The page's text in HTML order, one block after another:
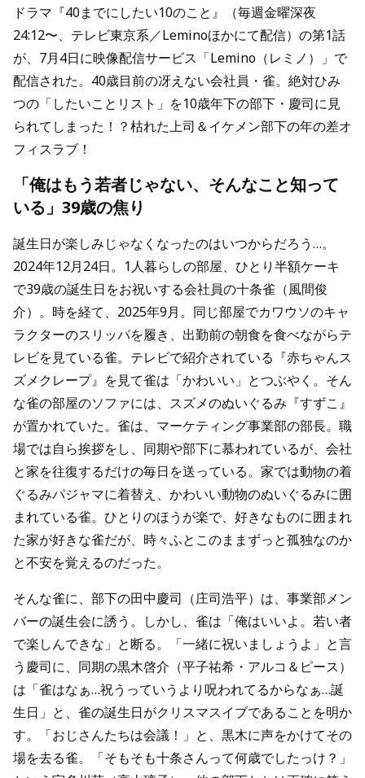
ドラマ『40までにしたい10のこと』（毎週金曜深夜
24:12〜、テレビ東京系／Leminoほかにて配信）の第1話
が、7月4日に映像配信サービス「Lemino（レミノ）」で
配信された。40歳目前の冴えない会社員・雀。絶対ひみ
つの「したいことリスト」を10歳年下の部下・慶司に見
られてしまった！？枯れた上司＆イケメン部下の年の差オ
フィスラブ！
「俺はもう若者じゃない、そんなこと知って
いる」39歳の焦り
誕生日が楽しみじゃなくなったのはいつからだろう…。
2024年12月24日。1人暮らしの部屋、ひとり半額ケーキ
で39歳の誕生日をお祝いする会社員の十条雀（風間俊
介）。時を経て、2025年9月。同じ部屋でカワウソのキャ
ラクターのスリッパを履き、出勤前の朝食を食べながらテ
レビを見ている雀。テレビで紹介されている『赤ちゃんス
ズメクレープ』を見て雀は「かわいい」とつぶやく。そん
な雀の部屋のソファには、スズメのぬいぐるみ『すずこ』
が置かれていた。雀は、マーケティング事業部の部長。職
場では自ら挨拶をし、同期や部下に慕われているが、会社
と家を往復するだけの毎日を送っている。家では動物の着
ぐるみパジャマに着替え、かわいい動物のぬいぐるみに囲
まれている雀。ひとりのほうが楽で、好きなものに囲まれ
た家が好きな雀だが、時々ふとこのままずっと孤独なのか
と不安を覚えるのだった。
そんな雀に、部下の田中慶司（庄司浩平）は、事業部メン
バーの誕生会に誘う。しかし、雀は「俺はいいよ。若い者
で楽しんできな」と断る。「一緒に祝いましょうよ」と言
う慶司に、同期の黒木啓介（平子祐希・アルコ＆ピース）
は「雀はなぁ…祝うっていうより呪われてるからなぁ…誕
生日」と、雀の誕生日がクリスマスイブであることを明か
す。「おじさんたちは会議！」と、黒木に声をかけてその
場を去る雀。「そもそも十条さんって何歳でしたっけ？」